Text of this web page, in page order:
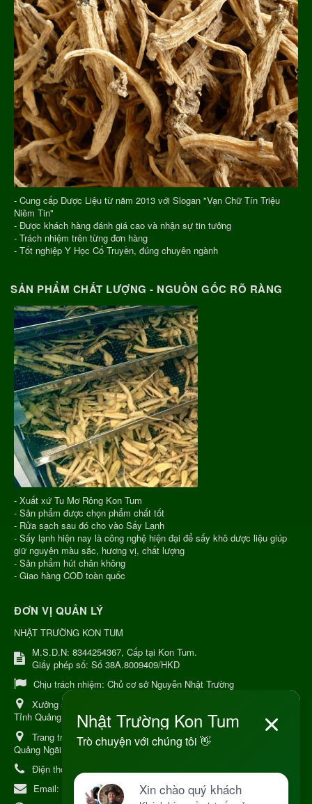
- Cung cấp Dược Liệu từ năm 2013 với Slogan "Vạn Chữ Tín Triệu
Niềm Tin"
- Được khách hàng đánh giá cao và nhận sự tin tưởng
- Trách nhiệm trên từng đơn hàng
- Tốt nghiệp Y Học Cổ Truyền, đúng chuyên ngành
SẢN PHẨM CHẤT LƯỢNG - NGUỒN GỐC RÕ RÀNG
- Xuất xứ Tu Mơ Rông Kon Tum
- Sản phẩm được chọn phẩm chất tốt
- Rửa sạch sau đó cho vào Sấy Lạnh
- Sấy lạnh hiện nay là công nghệ hiện đại để sấy khô dược liệu giúp
giữ nguyên màu sắc, hương vị, chất lượng
- Sản phẩm hút chân không
- Giao hàng COD toàn quốc
ĐƠN VỊ QUẢN LÝ
NHẬT TRƯỜNG KON TUM
M.S.D.N: 8344254367, Cấp tại Kon Tum.
Giấy phép số: Số 38A.8009409/HKD
Chịu trách nhiệm: Chủ cơ sở Nguyễn Nhật Trường
Xưởng sản xuất:
Tỉnh Quảng Ngải
Trang trại Dược Liệu Hữu Cơ: Khu 37 Hộ Xã Măng Đen Tỉnh
Quảng Ngãi
Điện thoại:
Email:
kinhdoanh@nhattruongkontum.com